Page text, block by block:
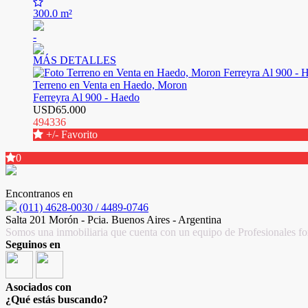
300.0 m²
-
MÁS DETALLES
Terreno en Venta en Haedo, Moron
Ferreyra Al 900 - Haedo
USD65.000
494336
+/- Favorito
0
Encontranos en
(011) 4628-0030 / 4489-0746
Salta 201 Morón - Pcia. Buenos Aires - Argentina
Somos una inmobiliaria que cuenta con un equipo de Profesionales
Seguinos en
Asociados con
¿Qué estás buscando?